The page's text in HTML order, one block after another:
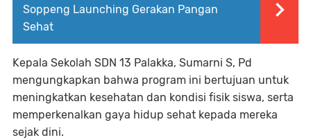
Soppeng Launching Gerakan Pangan
Sehat
Kepala Sekolah SDN 13 Palakka, Sumarni S, Pd
mengungkapkan bahwa program ini bertujuan untuk
meningkatkan kesehatan dan kondisi fisik siswa, serta
memperkenalkan gaya hidup sehat kepada mereka
sejak dini.